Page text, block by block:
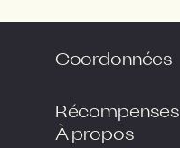
Coordonnées
Récompenses
À propos